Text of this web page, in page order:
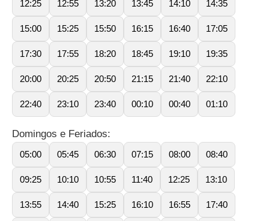
12:25 12:55 13:20 13:45 14:10 14:35
15:00 15:25 15:50 16:15 16:40 17:05
17:30 17:55 18:20 18:45 19:10 19:35
20:00 20:25 20:50 21:15 21:40 22:10
22:40 23:10 23:40 00:10 00:40 01:10
Domingos e Feriados:
05:00 05:45 06:30 07:15 08:00 08:40
09:25 10:10 10:55 11:40 12:25 13:10
13:55 14:40 15:25 16:10 16:55 17:40